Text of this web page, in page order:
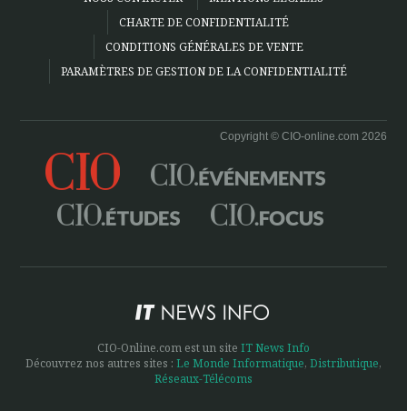
CHARTE DE CONFIDENTIALITÉ
CONDITIONS GÉNÉRALES DE VENTE
PARAMÈTRES DE GESTION DE LA CONFIDENTIALITÉ
Copyright © CIO-online.com 2026
CIO-Online.com est un site IT News Info
Découvrez nos autres sites : Le Monde Informatique, Distributique,
Réseaux-Télécoms